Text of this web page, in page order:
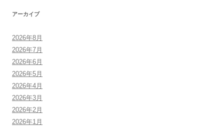
アーカイブ
2026年8月
2026年7月
2026年6月
2026年5月
2026年4月
2026年3月
2026年2月
2026年1月